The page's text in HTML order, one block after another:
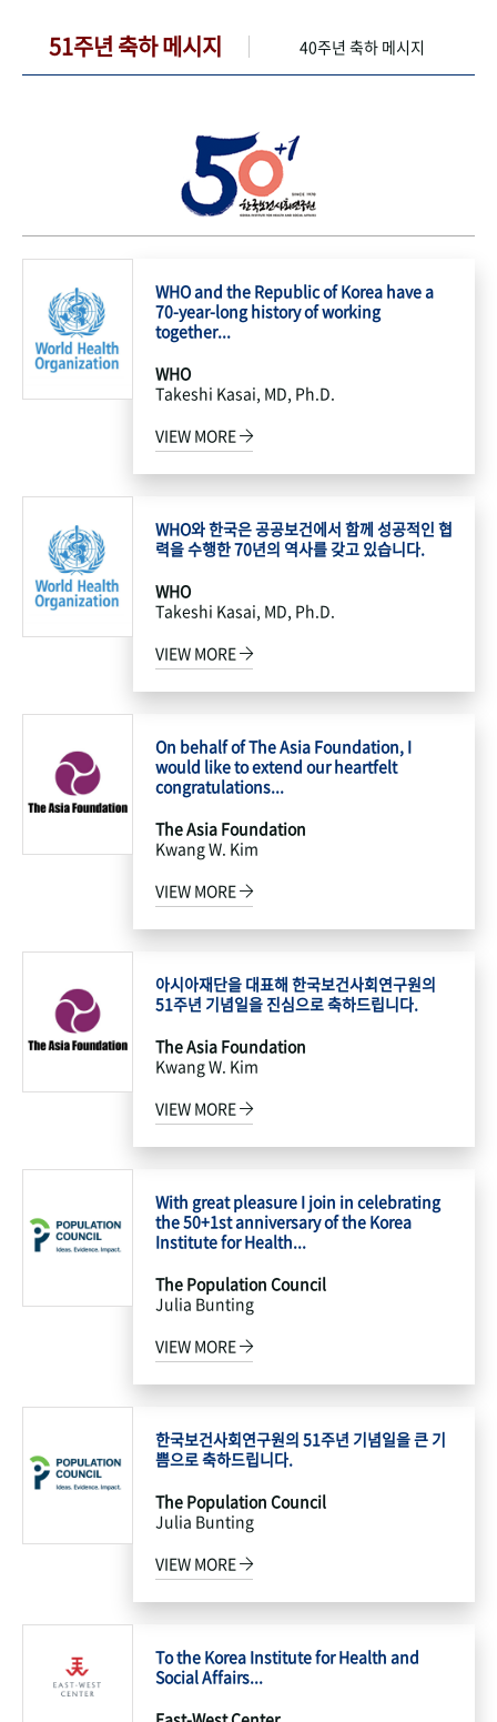
51주년 축하 메시지 40주년 축하 메시지
WHO and the Republic of Korea have a
70-year-long history of working
together...
WHO
Takeshi Kasai, MD, Ph.D.
VIEW MORE
WHO와 한국은 공공보건에서 함께 성공적인 협
력을 수행한 70년의 역사를 갖고 있습니다.
WHO
Takeshi Kasai, MD, Ph.D.
VIEW MORE
On behalf of The Asia Foundation, I
would like to extend our heartfelt
congratulations...
The Asia Foundation
Kwang W. Kim
VIEW MORE
아시아재단을 대표해 한국보건사회연구원의
51주년 기념일을 진심으로 축하드립니다.
The Asia Foundation
Kwang W. Kim
VIEW MORE
With great pleasure I join in celebrating
the 50+1st anniversary of the Korea
Institute for Health...
The Population Council
Julia Bunting
VIEW MORE
한국보건사회연구원의 51주년 기념일을 큰 기
쁨으로 축하드립니다.
The Population Council
Julia Bunting
VIEW MORE
To the Korea Institute for Health and
Social Affairs...